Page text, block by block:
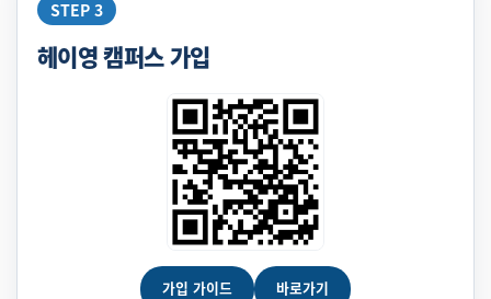
STEP 3
헤이영 캠퍼스 가입
가입 가이드 바로가기